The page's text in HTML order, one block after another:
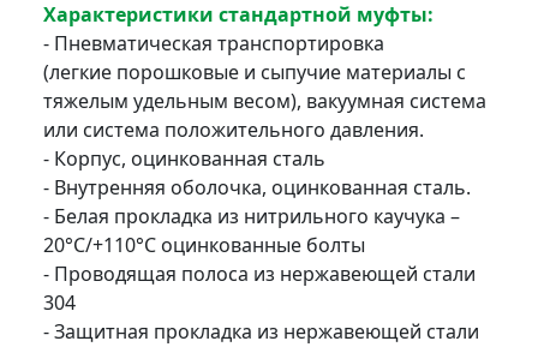
Характеристики стандартной муфты:
- Пневматическая транспортировка
(легкие порошковые и сыпучие материалы с
тяжелым удельным весом), вакуумная система
или система положительного давления.
- Корпус, оцинкованная сталь
- Внутренняя оболочка, оцинкованная сталь.
- Белая прокладка из нитрильного каучука –
20°C/+110°C оцинкованные болты
- Проводящая полоса из нержавеющей стали
304
- Защитная прокладка из нержавеющей стали